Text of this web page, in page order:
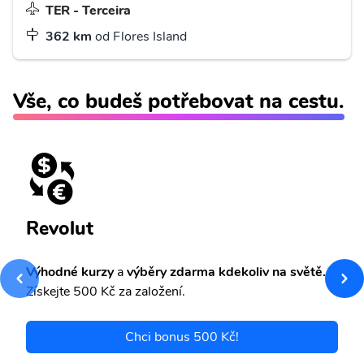
TER - Terceira
362 km od Flores Island
Vše, co budeš potřebovat na cestu.
Revolut
Výhodné kurzyavýběry zdarma kdekoliv na světě.
Získejte 500 Kč za založení.
Chci bonus 500 Kč!